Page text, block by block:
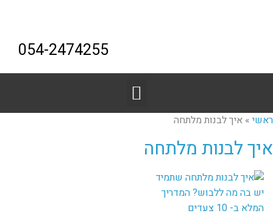
054-2474255
ראשי » איך לבנות מלתחה
איך לבנות מלתחה